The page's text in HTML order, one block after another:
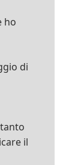
ho
di
il